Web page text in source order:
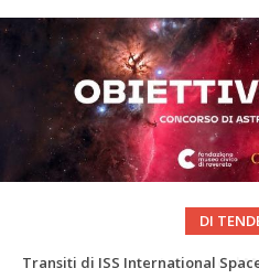
DI
La Luna del Mese –
Le costellazioni di